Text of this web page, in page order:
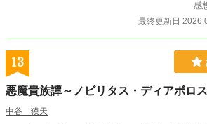
感
最終更新日
13
悪魔貴族譚～ノビリタス・ディアボロ
中谷 獏天